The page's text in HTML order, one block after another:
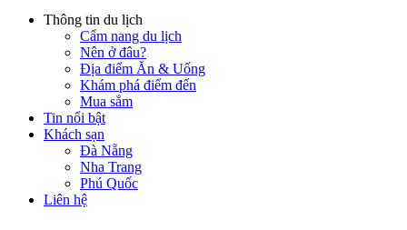
Thông tin du lịch
Cẩm nang du lịch
Nên ở đâu?
Địa điểm Ăn & Uống
Khám phá điểm đến
Mua sắm
Tin nổi bật
Khách sạn
Đà Nẵng
Nha Trang
Phú Quốc
Liên hệ